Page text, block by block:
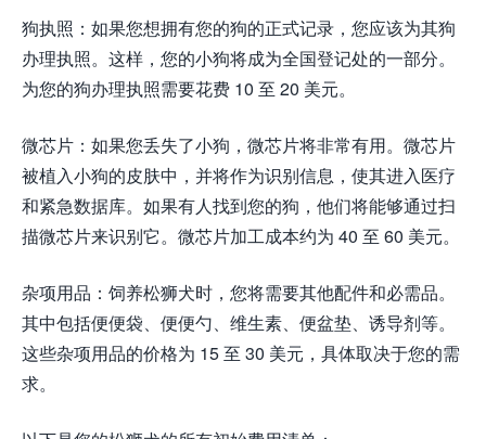
狗执照：如果您想拥有您的狗的正式记录，您应该为其狗
办理执照。这样，您的小狗将成为全国登记处的一部分。
为您的狗办理执照需要花费 10 至 20 美元。
微芯片：如果您丢失了小狗，微芯片将非常有用。微芯片
被植入小狗的皮肤中，并将作为识别信息，使其进入医疗
和紧急数据库。如果有人找到您的狗，他们将能够通过扫
描微芯片来识别它。微芯片加工成本约为 40 至 60 美元。
杂项用品：饲养松狮犬时，您将需要其他配件和必需品。
其中包括便便袋、便便勺、维生素、便盆垫、诱导剂等。
这些杂项用品的价格为 15 至 30 美元，具体取决于您的需
求。